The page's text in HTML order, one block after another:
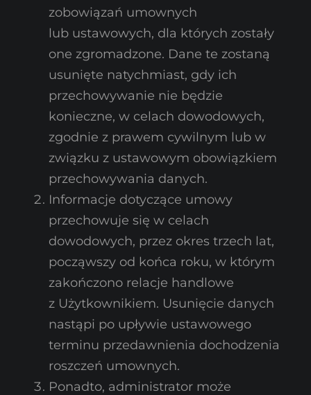
zobowiązań umownych
lub ustawowych, dla których zostały
one zgromadzone. Dane te zostaną
usunięte natychmiast, gdy ich
przechowywanie nie będzie
konieczne, w celach dowodowych,
zgodnie z prawem cywilnym lub w
związku z ustawowym obowiązkiem
przechowywania danych.
Informacje dotyczące umowy
przechowuje się w celach
dowodowych, przez okres trzech lat,
począwszy od końca roku, w którym
zakończono relacje handlowe
z Użytkownikiem. Usunięcie danych
nastąpi po upływie ustawowego
terminu przedawnienia dochodzenia
roszczeń umownych.
Ponadto, administrator może